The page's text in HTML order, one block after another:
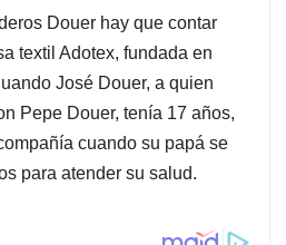
Douer hay que contar
textil Adotex, fundada en
José Douer, a quien
Pepe Douer, tenía 17 años,
cuando su papá se
para atender su salud.